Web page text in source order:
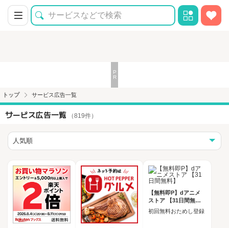
トップ サービス広告一覧
サービス広告一覧 （819件）
【無料即P】dアニメ
ストア 【31日間無料
】
初回無料おためし登録